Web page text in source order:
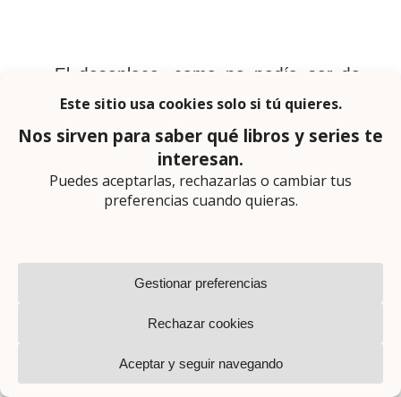
El desenlace, como no podía ser de
otra manera (recordad, niñas: la
drama) es previsible, pero ha habido
momentos en los que lo he pasado
realmente mal, porque hay algunas
escenas duras.
os lo dice alguien que los detesta si no
aportan nada, que no es el caso) y